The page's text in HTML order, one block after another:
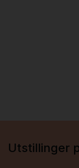
Utstillinger